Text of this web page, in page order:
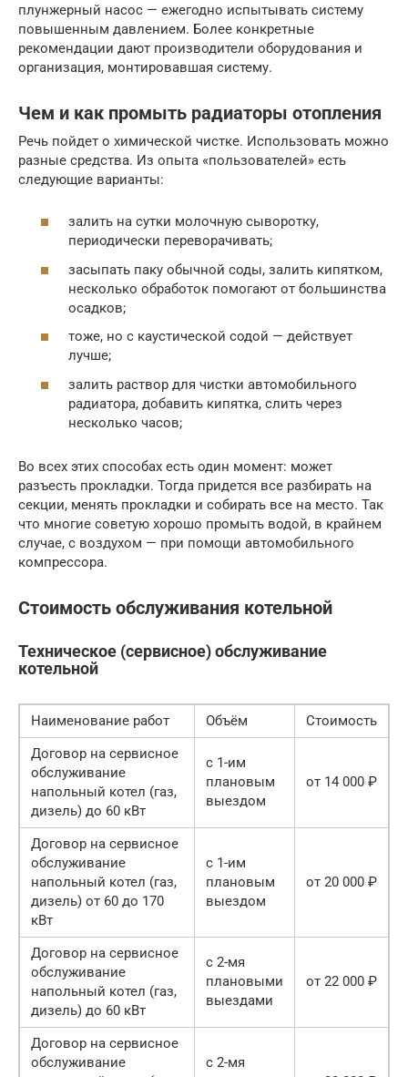
плунжерный насос — ежегодно испытывать систему
повышенным давлением. Более конкретные
рекомендации дают производители оборудования и
организация, монтировавшая систему.
Чем и как промыть радиаторы отопления
Речь пойдет о химической чистке. Использовать можно
разные средства. Из опыта «пользователей» есть
следующие варианты:
залить на сутки молочную сыворотку,
периодически переворачивать;
засыпать паку обычной соды, залить кипятком,
несколько обработок помогают от большинства
осадков;
тоже, но с каустической содой — действует
лучше;
залить раствор для чистки автомобильного
радиатора, добавить кипятка, слить через
несколько часов;
Во всех этих способах есть один момент: может
разъесть прокладки. Тогда придется все разбирать на
секции, менять прокладки и собирать все на место. Так
что многие советую хорошо промыть водой, в крайнем
случае, с воздухом — при помощи автомобильного
компрессора.
Стоимость обслуживания котельной
Техническое (сервисное) обслуживание
котельной
Наименование работ Объём
Стоимость
Договор на сервисное
обслуживание
напольный котел (газ,
дизель) до 60 кВт
с 1-им
плановым
выездом
от 14 000 ₽
Договор на сервисное
обслуживание
напольный котел (газ,
дизель) от 60 до 170
кВт
с 1-им
плановым
выездом
от 20 000 ₽
Договор на сервисное
обслуживание
напольный котел (газ,
дизель) до 60 кВт
с 2-мя
плановыми
выездами
от 22 000 ₽
Договор на сервисное
обслуживание
с 2-мя